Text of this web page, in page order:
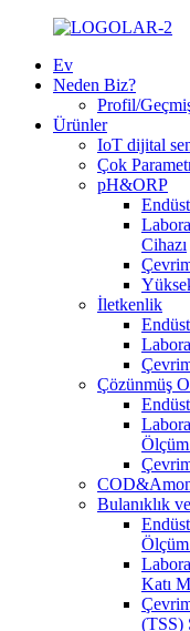
Ev
Neden Biz?
Profil/
Ürünler
IoT dijital
Çok
pH&ORP
Cihazı
İletkenlik
Çözünmüş
Ölçüm
Bulanıklık
Ölçüm
Katı
(TSS)